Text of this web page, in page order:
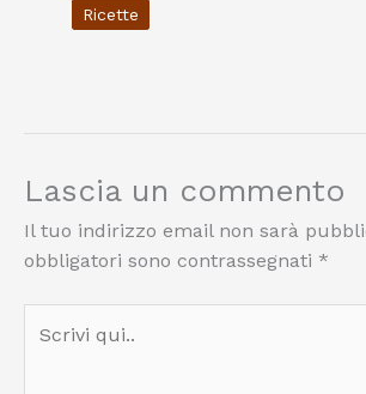
Ricette
Lascia un commento
Il tuo indirizzo email non sarà
obbligatori sono contrassegnati *
qui..